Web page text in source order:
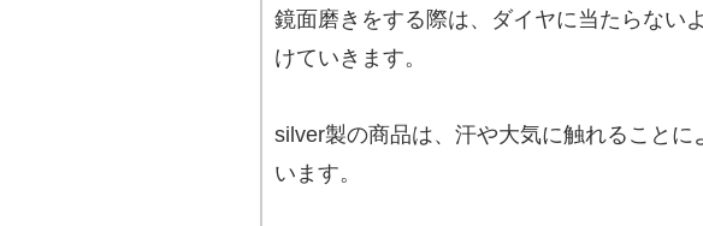
鏡面磨きをする際は、ダイヤに当たらない
けていきます。
silver製の商品は、汗や大気に触れることに
います。